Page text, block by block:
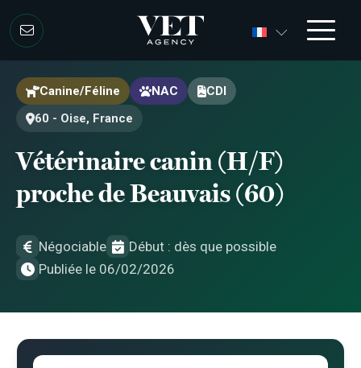
Canine/Féline NAC
CDI
60 - Oise, France
Vétérinaire canin (H/F)
proche de Beauvais (60)
Négociable
Début : dès que possible
Publiée le 06/02/2026